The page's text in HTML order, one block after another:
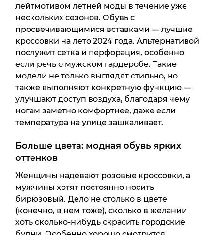
лейтмотивом летней моды в течение уже
нескольких сезонов. Обувь с
просвечивающимися вставками — лучшие
кроссовки на лето 2024 года. Альтернативой
послужит сетка и перфорация, особенно
если речь о мужском гардеробе. Такие
модели не только выглядят стильно, но
также выполняют конкретную функцию —
улучшают доступ воздуха, благодаря чему
ногам заметно комфортнее, даже если
температура на улице зашкаливает.
Больше цвета: модная обувь ярких
оттенков
Женщины надевают розовые кроссовки, а
мужчины хотят постоянно носить
бирюзовый. Дело не столько в цвете
(конечно, в нем тоже), сколько в желании
хоть сколько-нибудь скрасить городские